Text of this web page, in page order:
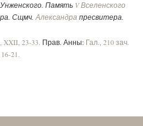
Память V Вселенского
Сщмч.Александра пресвитера.
XXII, 23-33. Прав. Анны: Гал., 210 зач.
21.